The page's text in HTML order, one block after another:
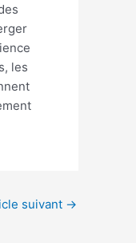
les
suivant →